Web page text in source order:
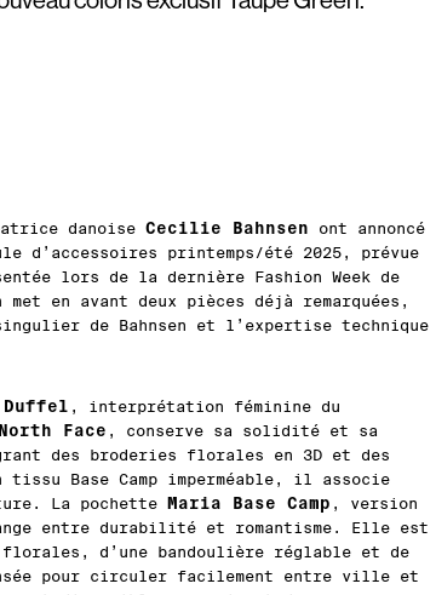
danoise Cecilie Bahnsen ont annoncé
d’accessoires printemps/été 2025, prévue
lors de la dernière Fashion Week de
en avant deux pièces déjà remarquées,
de Bahnsen et l’expertise technique
Duffel , interprétation féminine du
Face , conserve sa solidité et sa
des broderies florales en 3D et des
Base Camp imperméable, il associe
La pochette Maria Base Camp , version
entre durabilité et romantisme. Elle est
florales, d’une bandoulière réglable et de
pour circuler facilement entre ville et